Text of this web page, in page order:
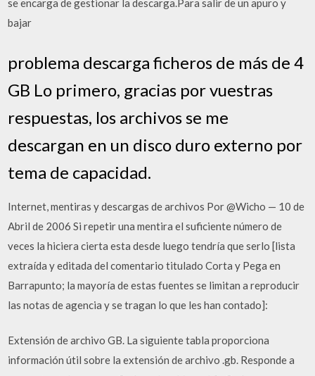
se encarga de gestionar la descarga.Para salir de un apuro y
bajar
problema descarga ficheros de más de 4
GB Lo primero, gracias por vuestras
respuestas, los archivos se me
descargan en un disco duro externo por
tema de capacidad.
Internet, mentiras y descargas de archivos Por @Wicho — 10 de
Abril de 2006 Si repetir una mentira el suficiente número de
veces la hiciera cierta esta desde luego tendría que serlo [lista
extraída y editada del comentario titulado Corta y Pega en
Barrapunto; la mayoría de estas fuentes se limitan a reproducir
las notas de agencia y se tragan lo que les han contado]:
Extensión de archivo GB. La siguiente tabla proporciona
información útil sobre la extensión de archivo .gb. Responde a